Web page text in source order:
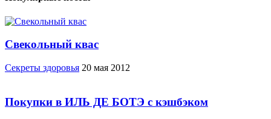
Свекольный квас
Cекреты здоровья 20 мая 2012
Покупки в ИЛЬ ДЕ БОТЭ с кэшбэком